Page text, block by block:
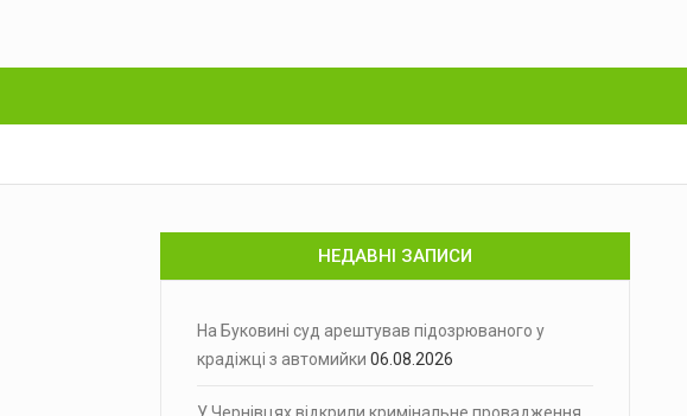
НЕДАВНІ ЗАПИСИ
На Буковині суд арештував підозрюваного у
крадіжці з автомийки 06.08.2026